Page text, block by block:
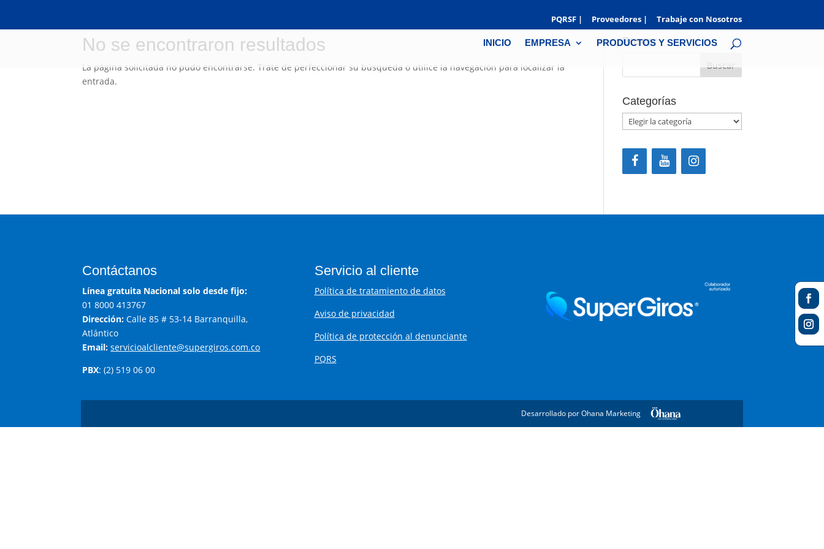
PQRSF | Proveedores | Trabaje con Nosotros
INICIO EMPRESA PRODUCTOS Y SERVICIOS
No se encontraron resultados
La página solicitada no pudo encontrarse. Trate de perfeccionar su búsqueda o utilice la navegación para localizar la
entrada.
Buscar
Categorías
Categorías
Contáctanos
Línea gratuita Nacional solo desde fijo:
01 8000 413767
Dirección:Calle 85 # 53-14 Barranquilla,
Atlántico
Email:servicioalcliente@supergiros.com.co
PBX: (2) 519 06 00
Servicio al cliente
Política de tratamiento de datos
Aviso de privacidad
Política de protección al denunciante
PQRS
Desarrollado por Ohana Marketing